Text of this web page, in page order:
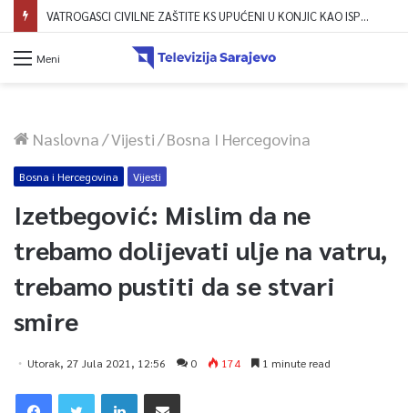
Dova za domovinu i zikir u Ratnoj džamiji: U sklopu manifestacije „Odbrana BiH – Igman 2026“ odana počast herojima
Meni
Naslovna/Vijesti/Bosna I Hercegovina
Bosna i Hercegovina Vijesti
Izetbegović: Mislim da ne
trebamo dolijevati ulje na vatru,
trebamo pustiti da se stvari
smire
Utorak, 27 Jula 2021, 12:56 0 174 1 minute read